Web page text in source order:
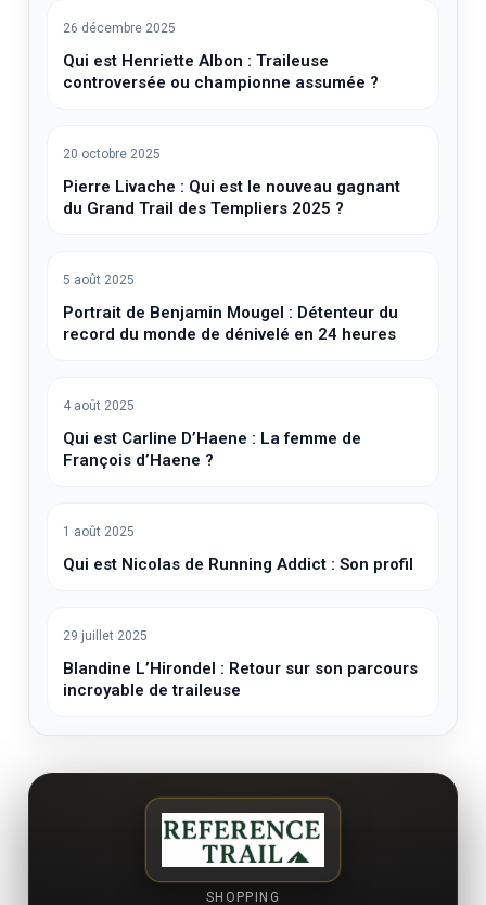
26 décembre 2025
Qui est Henriette Albon : Traileuse
controversée ou championne assumée ?
20 octobre 2025
Pierre Livache : Qui est le nouveau gagnant
du Grand Trail des Templiers 2025 ?
5 août 2025
Portrait de Benjamin Mougel : Détenteur du
record du monde de dénivelé en 24 heures
4 août 2025
Qui est Carline D’Haene : La femme de
François d’Haene ?
1 août 2025
Qui est Nicolas de Running Addict : Son profil
29 juillet 2025
Blandine L’Hirondel : Retour sur son parcours
incroyable de traileuse
SHOPPING